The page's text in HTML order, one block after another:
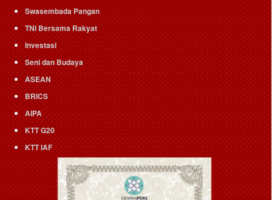
Swasembada Pangan
TNI Bersama Rakyat
Investasi
Seni dan Budaya
ASEAN
BRICS
AIPA
KTT G20
KTT IAF